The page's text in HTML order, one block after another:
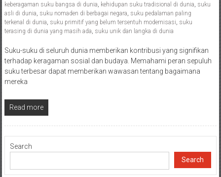
keberagaman suku bangsa di dunia, kehidupan suku tradisional di dunia, suku
asli di dunia, suku nomaden di berbagai negara, suku pedalaman paling
terkenal di dunia, suku primitif yang belum tersentuh modernisasi, suku
terasing di dunia yang masih ada, suku unik dan langka di dunia
Suku-suku di seluruh dunia memberikan kontribusi yang signifikan
terhadap keragaman sosial dan budaya. Memahami peran sepuluh
suku terbesar dapat memberikan wawasan tentang bagaimana
mereka
Read more
Search
Search